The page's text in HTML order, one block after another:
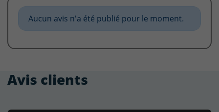
Aucun avis n'a été publié pour le moment.
Avis clients